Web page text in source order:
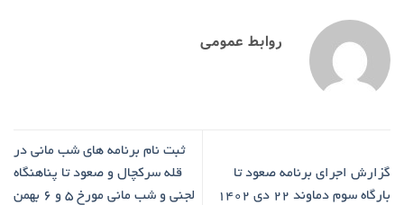
روابط عمومی
گزارش اجرای برنامه صعود تا
بارگاه سوم دماوند ۲۲ دی ۱۴۰۲
ثبت نام برنامه های شب مانی در
قله سرکچال و صعود تا پناهنگاه
لجنی و شب مانی مورخ 5 و 6 بهمن